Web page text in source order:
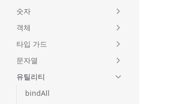
숫자
객체
타입 가드
문자열
유틸리티
bindAll